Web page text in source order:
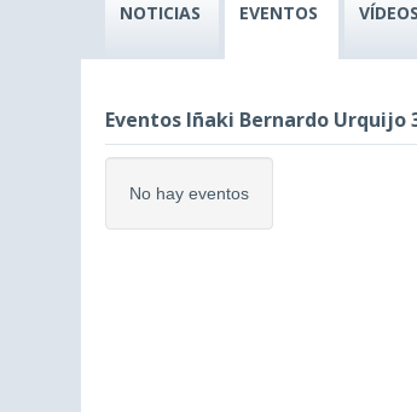
NOTICIAS EVENTOS VÍDEOS
Eventos Iñaki Bernardo Urquijo
No hay eventos